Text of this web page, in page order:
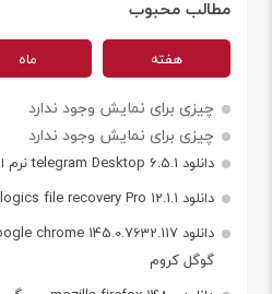
مطالب محبوب
هفته ماه
چیزی برای نمایش وجود ندارد
چیزی برای نمایش وجود ندارد
دانلود telegram Desktop 6.5.1 نرم افزار رایگان تلگرام دسکتاپ
دانلود auslogics file recovery Pro 12.1.1 نرم افزار بازیابی اطلاعات
گوگل کروم